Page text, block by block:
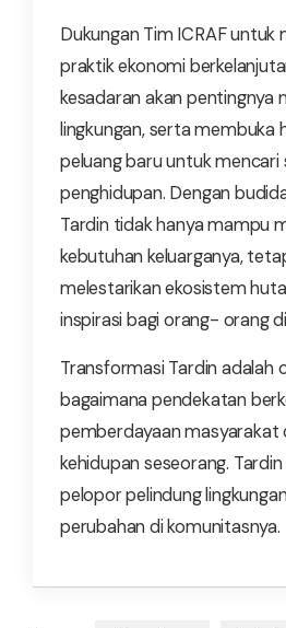
Dukungan Tim ICRAF untuk
praktik ekonomi
kesadaran akan pentingnya
lingkungan, serta membuka
peluang baru untuk mencari
penghidupan. Dengan
Tardin tidak hanya mampu
kebutuhan keluarganya,
melestarikan ekosistem
inspirasi bagi orang- orang
Transformasi Tardin adalah
bagaimana pendekatan
pemberdayaan masyarakat
kehidupan seseorang.
pelopor pelindung
perubahan di komunitasnya.